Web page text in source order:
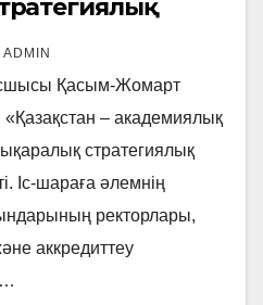
қатысты
ADMIN
Қасым-Жомарт
– академиялық
стратегиялық
Іс-шараға әлемнің
ректорлары,
аккредиттеу